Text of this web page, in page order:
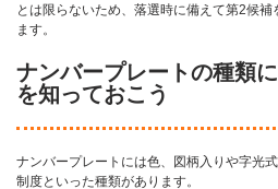
とは限らないため、落選時に備えて第2候
ます。
ナンバープレートの種類
を知っておこう
ナンバープレートには色、図柄入りや字光
制度といった種類があります。